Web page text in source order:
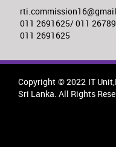
011 2691625/ 011
011 2691625
Copyright © 2022 IT
Sri Lanka. All Rights